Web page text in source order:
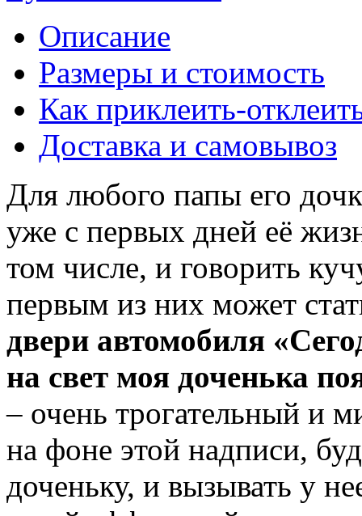
Описание
Размеры и стоимость
Как приклеить-
Доставка и самовывоз
Для любого папы его
уже с первых дней её
том числе, и говорить
первым из них может
двери автомобиля
на свет моя доченька
– очень трогательный и
на фоне этой надписи,
доченьку, и вызывать у